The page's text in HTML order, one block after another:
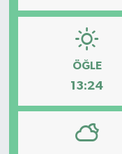
ÖĞLE
13:24